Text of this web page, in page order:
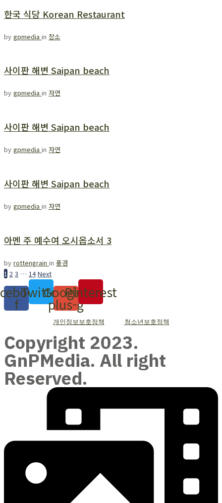
한국 식당 Korean Restaurant
by gpmedia in 장소
사이판 해변 Saipan beach
by gpmedia in 자연
사이판 해변 Saipan beach
by gpmedia in 자연
사이판 해변 Saipan beach
by gpmedia in 자연
아멘 주 예수여 오시옵소서 3
by rottengrain in 풍경
1 2 3 … 14 Next
f
TwitterGoogle-
plus-g
Pinterest
개인정보보호정책 청소년보호정책
Copyright 2023.
GnPMedia. All right
Reserved.